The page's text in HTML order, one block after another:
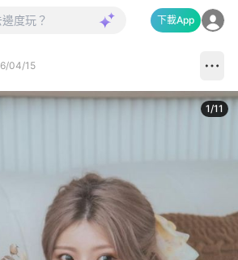
下載App
04/15
1/11